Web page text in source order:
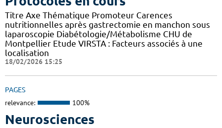
Titre Axe Thématique Promoteur Carences
nutritionnelles après gastrectomie en manchon sous
laparoscopie Diabétologie/Métabolisme CHU de
Montpellier Etude VIRSTA : Facteurs associés à une
localisation
18/02/2026 15:25
PAGES
relevance: 100%
Neurosciences